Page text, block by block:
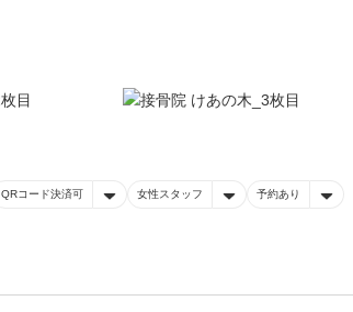
QRコード決済可 女性スタッフ 予約あり